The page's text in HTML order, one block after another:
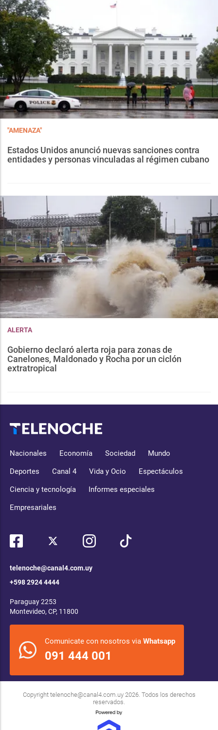
"AMENAZA"
Estados Unidos anunció nuevas sanciones contra
entidades y personas vinculadas al régimen cubano
ALERTA
Gobierno declaró alerta roja para zonas de
Canelones, Maldonado y Rocha por un ciclón
extratropical
Nacionales Economía Sociedad Mundo
Deportes Canal 4 Vida y Ocio Espectáculos
Ciencia y tecnología Informes especiales
Empresariales
telenoche@canal4.com.uy
+598 2924 4444
Paraguay 2253
Montevideo, CP, 11800
Comunicate con nosotros via Whatsapp
091 444 001
Copyright telenoche@canal4.com.uy2026. Todos los derechos
reservados.